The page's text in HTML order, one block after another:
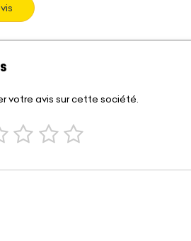
votre avis sur cette société.